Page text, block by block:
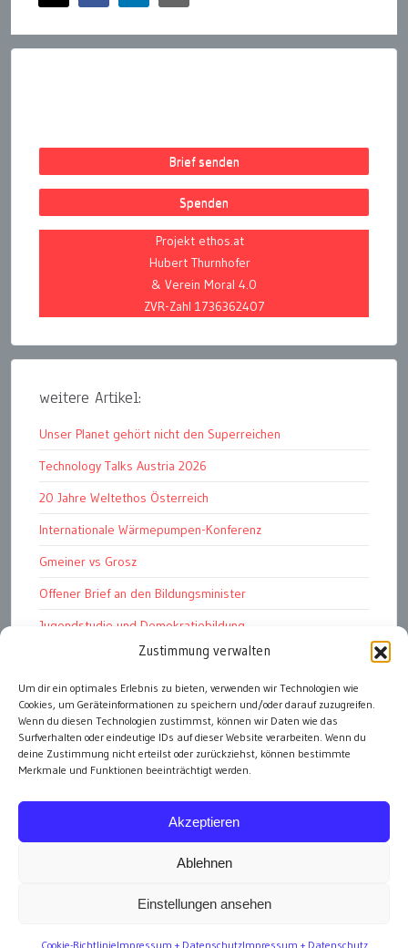
Zustimmung verwalten
Um dir ein optimales Erlebnis zu bieten, verwenden wir Technologien wie
Cookies, um Geräteinformationen zu speichern und/oder darauf zuzugreifen.
Wenn du diesen Technologien zustimmst, können wir Daten wie das
Surfverhalten oder eindeutige IDs auf dieser Website verarbeiten. Wenn du
deine Zustimmung nicht erteilst oder zurückziehst, können bestimmte
Merkmale und Funktionen beeinträchtigt werden.
Akzeptieren
Ablehnen
Einstellungen ansehen
Cookie-RichtlinieImpressum + DatenschutzImpressum + Datenschutz
Brief senden
Spenden
Projekt ethos.at
Hubert Thurnhofer
& Verein Moral 4.0
ZVR-Zahl 1736362407
weitere Artikel:
Unser Planet gehört nicht den Superreichen
Technology Talks Austria 2026
20 Jahre Weltethos Österreich
Internationale Wärmepumpen-Konferenz
Gmeiner vs Grosz
Offener Brief an den Bildungsminister
Jugendstudie und Demokratiebildung
Solschenizyn, Dugin und der Westen
Finanzindustrie manipuliert Schüler
Chemtrails Contrails Geoengineering
alle Artikel
Impressum